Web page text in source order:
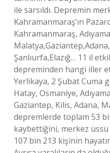
ile sarsıldı. Depremin
Kahramanmaraş’ın
Kahramanmaraş,
Şanlıurfa,Elazığ… 11 il
depreminden hangi iller
Yerlikaya, 2 Şubat Cuma
Hatay, Osmaniye,
Gaziantep, Kilis, Adana,
depremlerde toplam 53
kaybettiğini, merkez
107 bin 213 kişinin